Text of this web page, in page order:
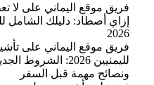
فريق موقع اليماني على لا
إزاي أصطاد: دليلك الشامل
2026
فريق موقع اليماني على
لليمنيين 2026:
ونصائح مهمة قبل السفر